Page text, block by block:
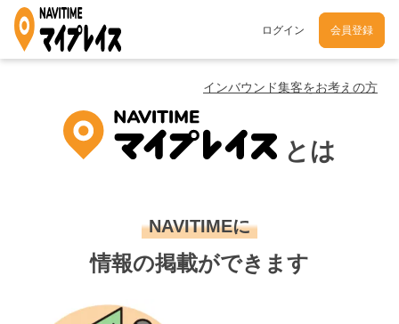
ログイン 会員登録
インバウンド集客をお考えの方
とは
NAVITIMEに
情報の掲載ができます